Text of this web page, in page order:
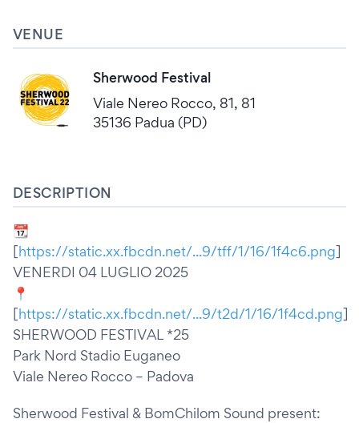
VENUE
Sherwood Festival
Viale Nereo Rocco, 81, 81
35136 Padua (PD)
DESCRIPTION
📆
[https://static.xx.fbcdn.net/...9/tff/1/16/1f4c6.png]
VENERDI 04 LUGLIO 2025
📍
[https://static.xx.fbcdn.net/...9/t2d/1/16/1f4cd.png]
SHERWOOD FESTIVAL *25
Park Nord Stadio Euganeo
Viale Nereo Rocco – Padova
Sherwood Festival & BomChilom Sound present: